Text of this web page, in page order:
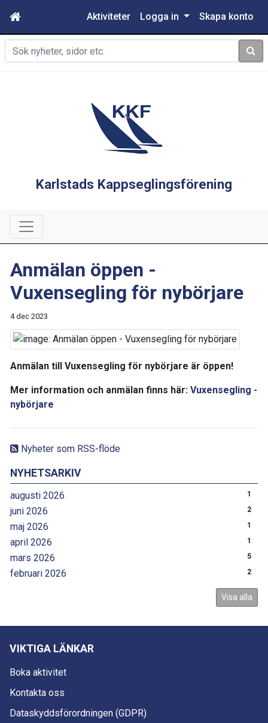
Aktiviteter Logga in Skapa konto
Sök
Karlstads Kappseglingsförening
Nyheter som RSS-flöde
NYHETSARKIV
augusti 2026 1
juni 2026 2
maj 2026 1
april 2026 1
mars 2026 5
februari 2026 2
Visa alla
Anmälan öppen -
Vuxensegling för nybörjare
4 dec 2023
Anmälan till Vuxensegling för nybörjare är öppen!
Mer information och anmälan finns här: Vuxensegling -
nybörjare
VIKTIGA LÄNKAR
Boka aktivitet
Kontakta oss
Dataskyddsförordningen (GDPR)